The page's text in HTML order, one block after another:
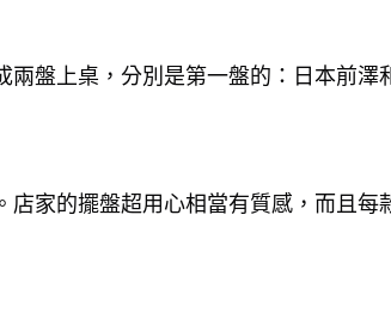
盤上桌，分別是第一盤的：日本前
家的擺盤超用心相當有質感，而且